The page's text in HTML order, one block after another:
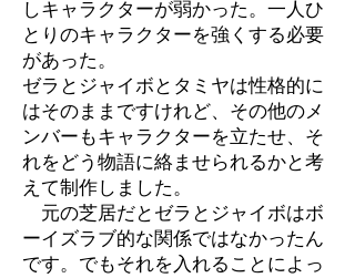
しキャラクターが弱かった。一人ひ
とりのキャラクターを強くする必要
があった。
ゼラとジャイボとタミヤは性格的に
はそのままですけれど、その他のメ
ンバーもキャラクターを立たせ、そ
れをどう物語に絡ませられるかと考
えて制作しました。
元の芝居だとゼラとジャイボはボ
ーイズラブ的な関係ではなかったん
です。でもそれを入れることによっ